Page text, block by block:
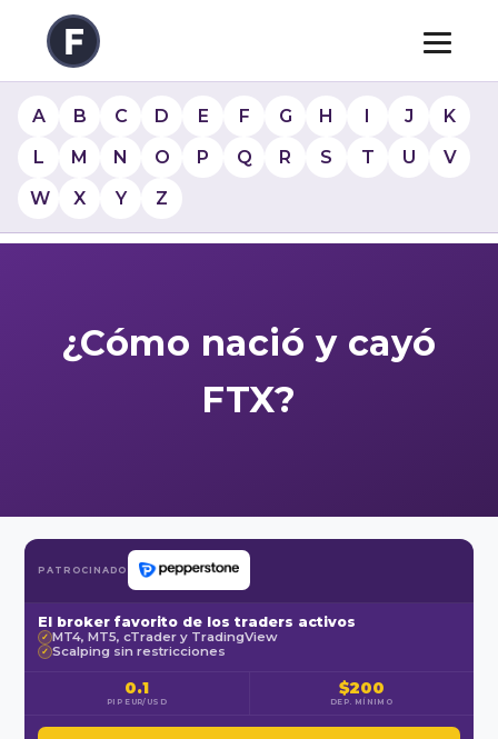
A B C D E F G H I J
K
L
M N O P Q R S T U
V
W
X Y Z
¿Cómo nació y cayó
FTX?
PATROCINADO
El broker favorito de los traders activos
✓ MT4, MT5, cTrader y TradingView
✓ Scalping sin restricciones
0.1
PIP EUR/USD
$200
DEP. MÍNIMO